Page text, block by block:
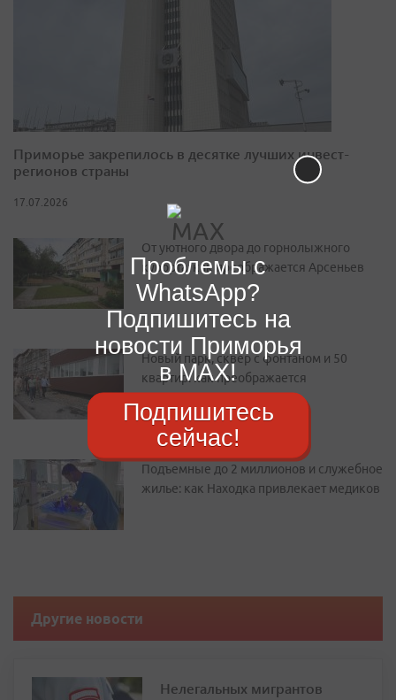
Приморье закрепилось в десятке лучших инвест-
регионов страны
17.07.2026
От уютного двора до горнолыжного
курорта: как преображается Арсеньев
Новый парк, сквер с фонтаном и 50
квартир: как преображается
Дальнегорск
Подъемные до 2 миллионов и служебное
жилье: как Находка привлекает медиков
Другие новости
Нелегальных мигрантов
Проблемы с
WhatsApp?
Подпишитесь на
новости Приморья
в MAX!
Подпишитесь
сейчас!